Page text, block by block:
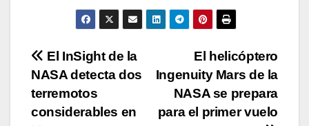
Navegación
de
entradas
El helicóptero
Ingenuity Mars de la
NASA se prepara
para el primer vuelo
El InSight de la
NASA detecta dos
terremotos
considerables en